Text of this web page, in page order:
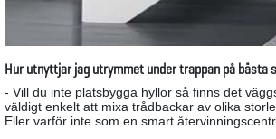
Hur utnyttjar jag utrymmet under trappan på bästa
- Vill du inte platsbygga hyllor så finns det
väldigt enkelt att mixa trådbackar av olika
Eller varför inte som en smart